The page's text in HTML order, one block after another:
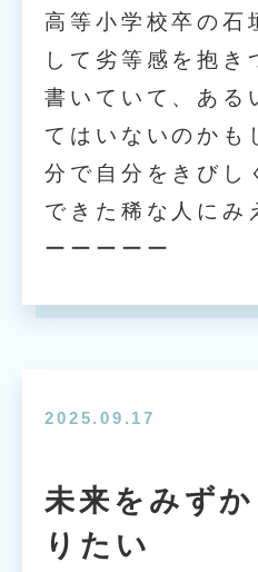
高等小学校卒の石
して劣等感を抱き
書いていて、ある
てはいないのかも
分で自分をきびし
できた稀な人にみ
ーーーーー
2025.09.17
未来をみず
りたい